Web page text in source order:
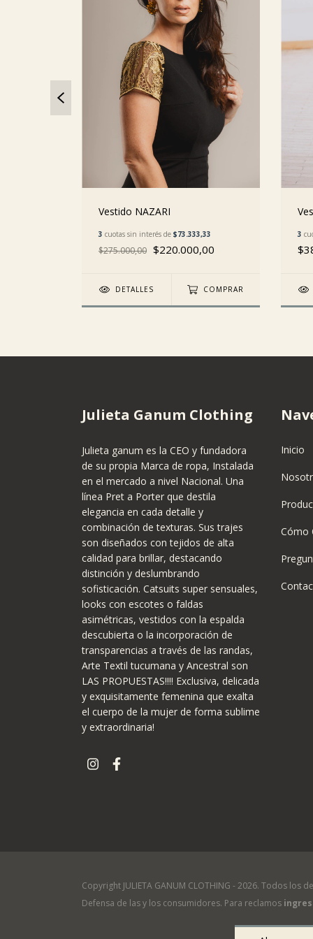
Vestido NAZARI
3 cuotas sin interés de $73.333,33
$275.000,00 $220.000,00
DETALLES COMPRAR
3
Julieta Ganum Clothing
Julieta ganum es la CEO y fundadora
de su propia Marca de ropa, Instalada
en el mercado a nivel Nacional. Una
línea Pret a Porter que destila
elegancia en cada detalle y
combinación de texturas. Sus trajes
son diseñados con tejidos de alta
calidad para brillar, destacando
distinción y deslumbrando
sofisticación. Catsuits super sensuales,
looks con escotes o faldas
asimétricas, vestidos con la espalda
descubierta o la incorporación de
transparencias a través de las randas,
Arte Textil tucumana y Ancestral son
LAS PROPUESTAS!!!! Exclusiva, delicada
y exquisitamente femenina que exalta
el cuerpo de la mujer de forma sublime
y extraordinaria!
Inicio
Cómo
Copyright JULIETA GANUM CLOTHING - 2026. Todos los
Defensa de las y los consumidores. Para reclamos